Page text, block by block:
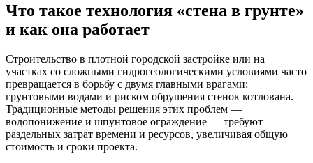
Что такое технология «стена в грунте»
и как она работает
Строительство в плотной городской застройке или на
участках со сложными гидрогеологическими условиями часто
превращается в борьбу с двумя главными врагами:
грунтовыми водами и риском обрушения стенок котлована.
Традиционные методы решения этих проблем —
водопонижение и шпунтовое ограждение — требуют
раздельных затрат времени и ресурсов, увеличивая общую
стоимость и сроки проекта.